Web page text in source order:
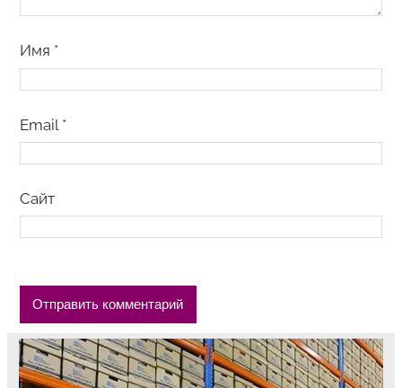
Имя *
Email *
Сайт